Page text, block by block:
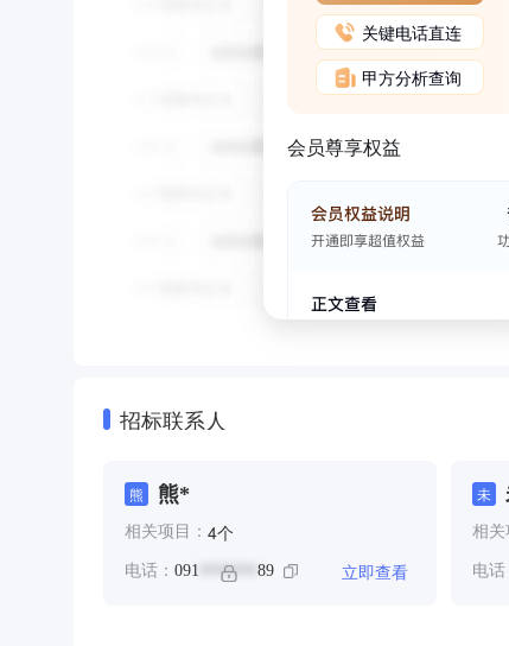
关键电话直连
甲方分析查询
会员尊享权益
招标联系人
熊 熊*
相关项目： 4个
电话： 091 ******* 89 立即查看
未
相关
电话